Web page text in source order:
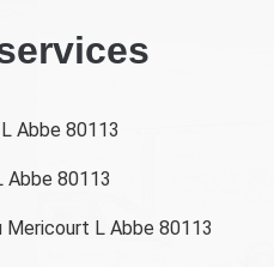
Abbe 80113
Abbe 80113
Mericourt L Abbe 80113